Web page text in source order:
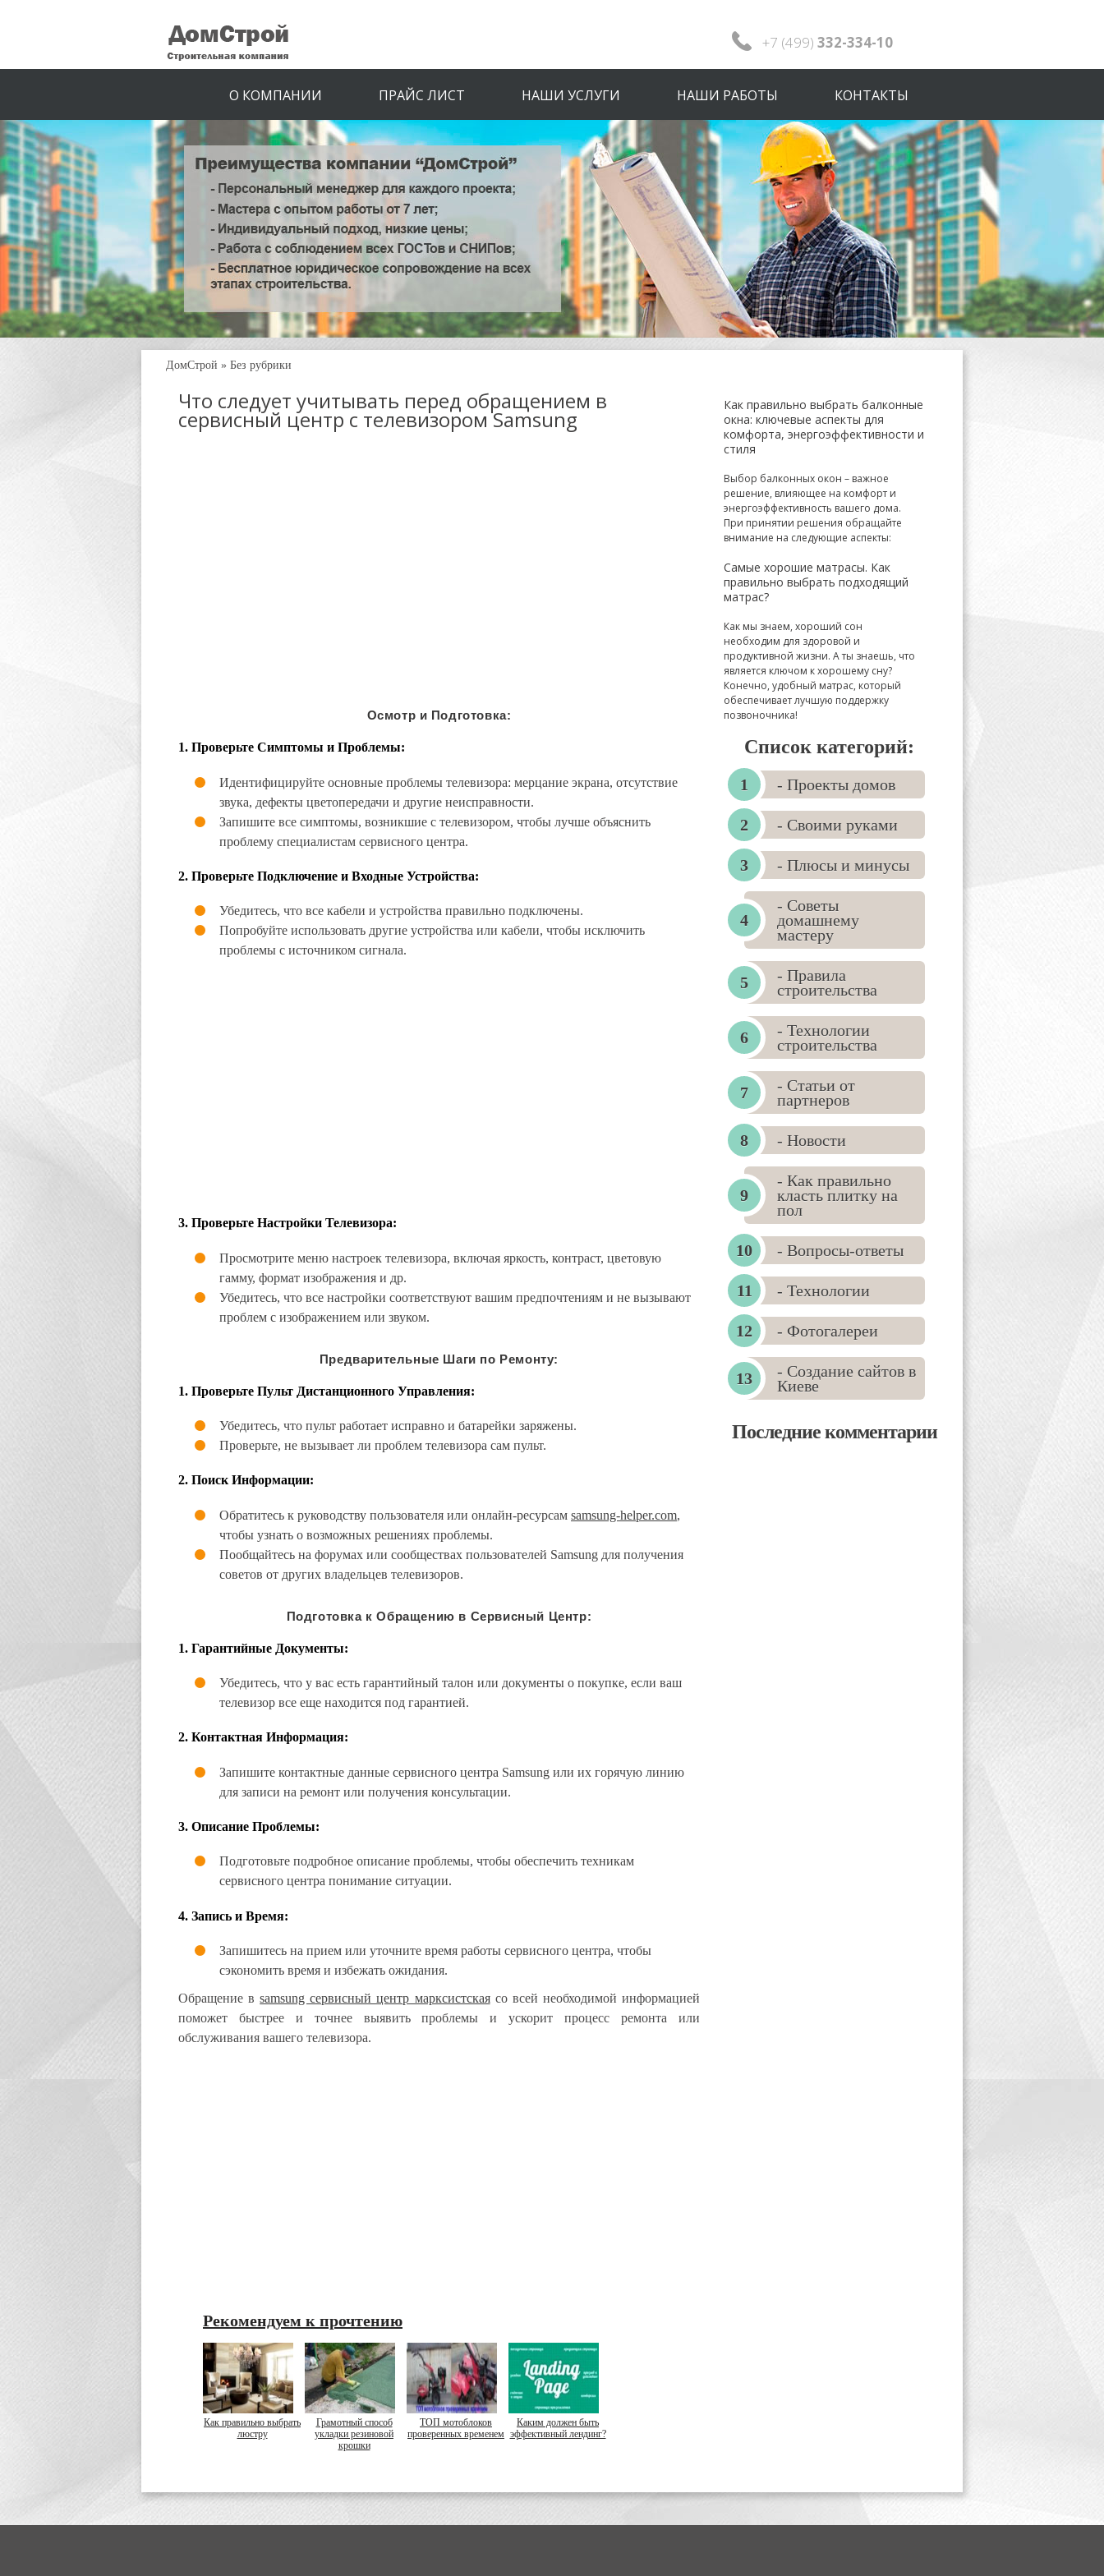
+7 (499) 332-334-10
О КОМПАНИИ ПРАЙС ЛИСТ НАШИ УСЛУГИ НАШИ РАБОТЫ КОНТАКТЫ
ДомСтрой » Без рубрики
Что следует учитывать перед обращением в
сервисный центр с телевизором Samsung
Осмотр и Подготовка:
1. Проверьте Симптомы и Проблемы:
Идентифицируйте основные проблемы телевизора: мерцание экрана, отсутствие
звука, дефекты цветопередачи и другие неисправности.
Запишите все симптомы, возникшие с телевизором, чтобы лучше объяснить
проблему специалистам сервисного центра.
2. Проверьте Подключение и Входные Устройства:
Убедитесь, что все кабели и устройства правильно подключены.
Попробуйте использовать другие устройства или кабели, чтобы исключить
проблемы с источником сигнала.
3. Проверьте Настройки Телевизора:
Просмотрите меню настроек телевизора, включая яркость, контраст, цветовую
гамму, формат изображения и др.
Убедитесь, что все настройки соответствуют вашим предпочтениям и не вызывают
проблем с изображением или звуком.
Предварительные Шаги по Ремонту:
1. Проверьте Пульт Дистанционного Управления:
Убедитесь, что пульт работает исправно и батарейки заряжены.
Проверьте, не вызывает ли проблем телевизора сам пульт.
2. Поиск Информации:
Обратитесь к руководству пользователя или онлайн-ресурсам samsung-helper.com,
чтобы узнать о возможных решениях проблемы.
Пообщайтесь на форумах или сообществах пользователей Samsung для получения
советов от других владельцев телевизоров.
Подготовка к Обращению в Сервисный Центр:
1. Гарантийные Документы:
Убедитесь, что у вас есть гарантийный талон или документы о покупке, если ваш
телевизор все еще находится под гарантией.
2. Контактная Информация:
Запишите контактные данные сервисного центра Samsung или их горячую линию
для записи на ремонт или получения консультации.
3. Описание Проблемы:
Подготовьте подробное описание проблемы, чтобы обеспечить техникам
сервисного центра понимание ситуации.
4. Запись и Время:
Запишитесь на прием или уточните время работы сервисного центра, чтобы
сэкономить время и избежать ожидания.
Обращение вsamsung сервисный центр марксистскаясо всей необходимой информацией
поможет быстрее и точнее выявить проблемы и ускорит процесс ремонта или
обслуживания вашего телевизора.
Рекомендуем к прочтению
Как правильно выбрать
люстру
Грамотный способ
укладки резиновой
крошки
ТОП мотоблоков
проверенных временем
Каким должен быть
эффективный лендинг?
Как правильно выбрать балконные
окна: ключевые аспекты для
комфорта, энергоэффективности и
стиля
Выбор балконных окон – важное
решение, влияющее на комфорт и
энергоэффективность вашего дома.
При принятии решения обращайте
внимание на следующие аспекты:
Самые хорошие матрасы. Как
правильно выбрать подходящий
матрас?
Как мы знаем, хороший сон
необходим для здоровой и
продуктивной жизни. А ты знаешь, что
является ключом к хорошему сну?
Конечно, удобный матрас, который
обеспечивает лучшую поддержку
позвоночника!
Список категорий:
- Проекты домов
- Своими руками
- Плюсы и минусы
- Советы
домашнему
мастеру
- Правила
строительства
- Технологии
строительства
- Статьи от
партнеров
- Новости
- Как правильно
класть плитку на
пол
- Вопросы-ответы
- Технологии
- Фотогалереи
- Создание сайтов в
Киеве
Последние комментарии